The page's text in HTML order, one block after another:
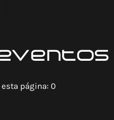
página: 0